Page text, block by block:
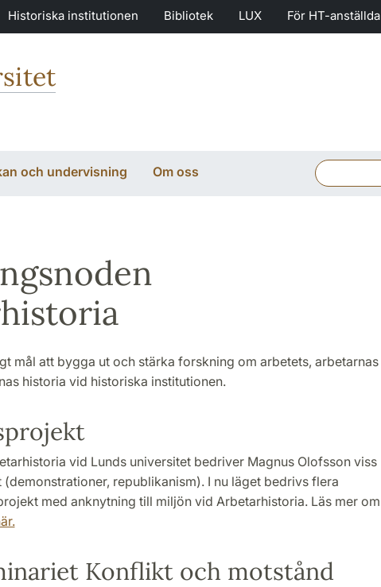
Historiska institutionen Bibliotek LUX För HT-anställda
och undervisning Om oss
mål att bygga ut och stärka forskning om arbetets, arbetarnas
historia vid historiska institutionen.
vid Lunds universitet bedriver Magnus Olofsson viss
republikanism). I nu läget bedrivs flera
med anknytning till miljön vid Arbetarhistoria. Läs mer om
Konflikt och motstånd